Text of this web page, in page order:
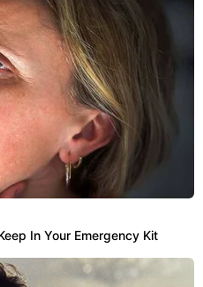
In Your Emergency Kit